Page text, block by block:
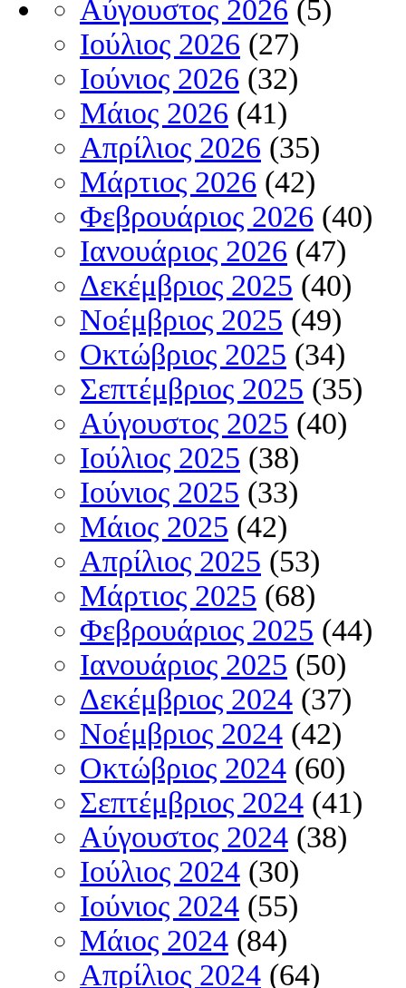
Αύγουστος 2026 (5)
Ιούλιος 2026 (27)
Ιούνιος 2026 (32)
Μάιος 2026 (41)
Απρίλιος 2026 (35)
Μάρτιος 2026 (42)
Φεβρουάριος 2026 (40)
Ιανουάριος 2026 (47)
Δεκέμβριος 2025 (40)
Νοέμβριος 2025 (49)
Οκτώβριος 2025 (34)
Σεπτέμβριος 2025 (35)
Αύγουστος 2025 (40)
Ιούλιος 2025 (38)
Ιούνιος 2025 (33)
Μάιος 2025 (42)
Απρίλιος 2025 (53)
Μάρτιος 2025 (68)
Φεβρουάριος 2025 (44)
Ιανουάριος 2025 (50)
Δεκέμβριος 2024 (37)
Νοέμβριος 2024 (42)
Οκτώβριος 2024 (60)
Σεπτέμβριος 2024 (41)
Αύγουστος 2024 (38)
Ιούλιος 2024 (30)
Ιούνιος 2024 (55)
Μάιος 2024 (84)
Απρίλιος 2024 (64)